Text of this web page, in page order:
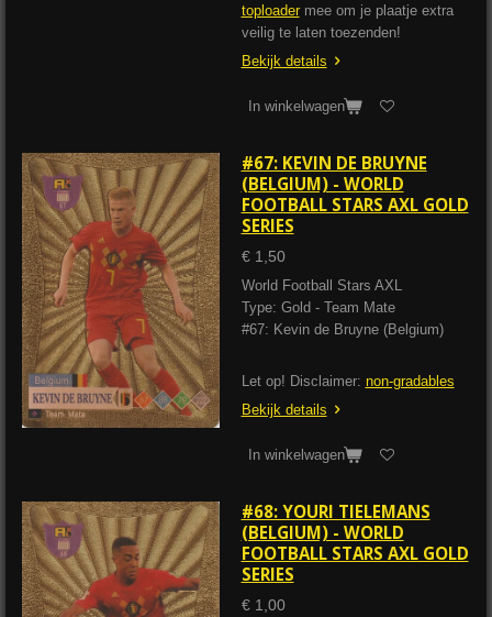
toploadermee om je plaatje extra
veilig te laten toezenden!
Bekijk details
In winkelwagen
#67: KEVIN DE BRUYNE
(BELGIUM) - WORLD
FOOTBALL STARS AXL GOLD
SERIES
€ 1,50
World Football Stars AXL
Type: Gold - Team Mate
#67: Kevin de Bruyne (Belgium)
Let op! Disclaimer: non-gradables
Bekijk details
In winkelwagen
#68: YOURI TIELEMANS
(BELGIUM) - WORLD
FOOTBALL STARS AXL GOLD
SERIES
€ 1,00